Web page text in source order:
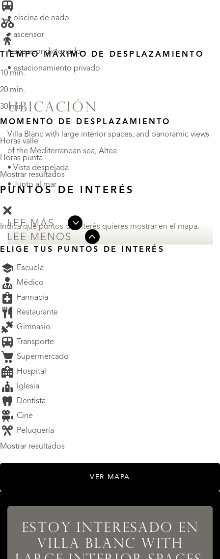
• piscina de nado
• ascensor
• aire acondicionado
• estacionamiento privado
UBICACIÓN
Villa Blanc with large interior spaces, and panoramic views
of the Mediterranean sea, Altea
• Vista despejada
• Junto al mar
LEE MÁS
LEE MENOS
TIEMPO MÁXIMO DE DESPLAZAMIENTO
10 min.
20 min.
30 min.
MOMENTO DE DESPLAZAMIENTO
Horas valle
Horas punta
Mostrar resultados
PUNTOS DE INTERÉS
Indica qué puntos de interés quieres mostrar en el mapa.
ELIGE TUS PUNTOS DE INTERÉS
Escuela
Médico
Farmacia
Restaurante
Gimnasio
Transporte
Supermercado
Hospital
Iglesia
Dentista
Cine
Peluquería
Mostrar resultados
VER MAPA
ESTOY INTERESADO EN
VILLA BLANC WITH